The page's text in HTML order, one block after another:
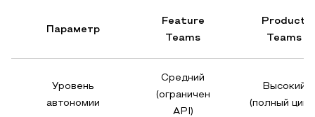
Параметр
Feature
Teams
Product
Teams
Уровень
автономии
Средний
(ограничен
API)
Высокий
(полный